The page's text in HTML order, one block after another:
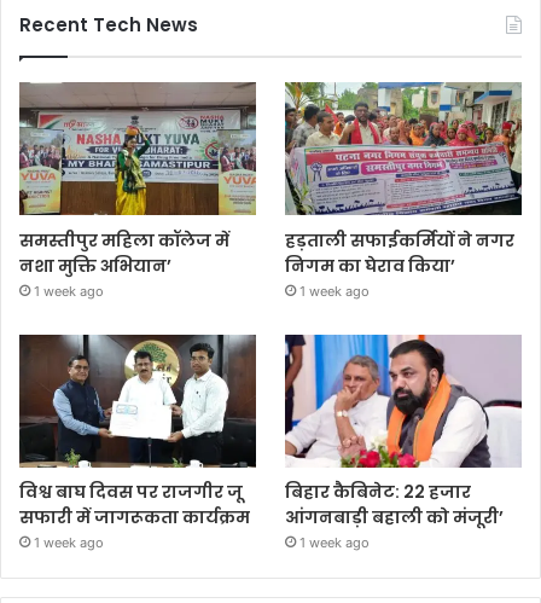
Recent Tech News
समस्तीपुर महिला कॉलेज में
नशा मुक्ति अभियान’
1 week ago
हड़ताली सफाईकर्मियों ने नगर
निगम का घेराव किया’
1 week ago
विश्व बाघ दिवस पर राजगीर जू
सफारी में जागरूकता कार्यक्रम
1 week ago
बिहार कैबिनेट: 22 हजार
आंगनबाड़ी बहाली को मंजूरी’
1 week ago